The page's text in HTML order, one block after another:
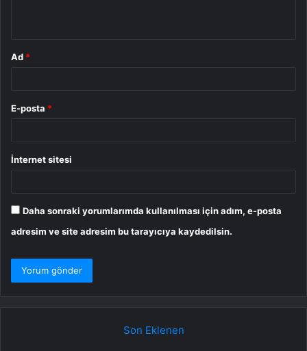
Ad *
E-posta *
İnternet sitesi
Daha sonraki yorumlarımda kullanılması için adım, e-posta
adresim ve site adresim bu tarayıcıya kaydedilsin.
Son Eklenen